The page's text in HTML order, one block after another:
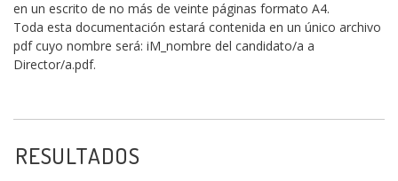
en un escrito de no más de veinte páginas formato A4.
Toda esta documentación estará contenida en un único archivo
pdf cuyo nombre será: iM_nombre del candidato/a a
Director/a.pdf.
RESULTADOS